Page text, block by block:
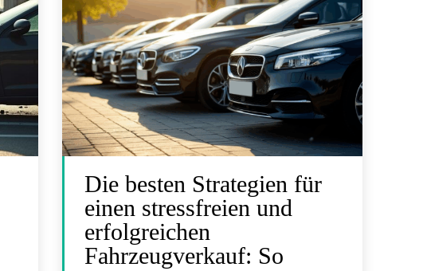
Die besten Strategien für
einen stressfreien und
erfolgreichen
Fahrzeugverkauf: So